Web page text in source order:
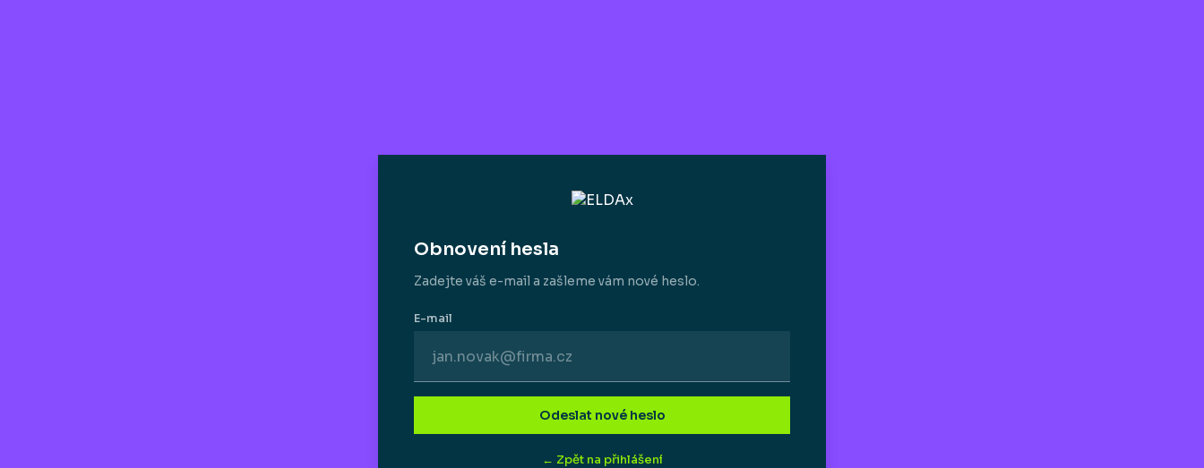
Obnovení hesla
Zadejte váš e-mail a zašleme vám nové heslo.
E-mail
Odeslat nové heslo
← Zpět na přihlášení